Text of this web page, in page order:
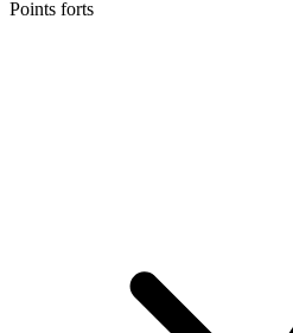
Points forts